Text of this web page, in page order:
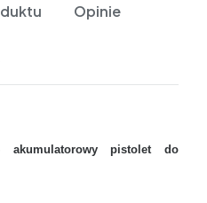
Opinie
- akumulatorowy pistolet do